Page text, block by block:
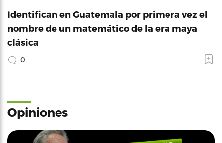
Identifican en Guatemala por primera vez el
nombre de un matemático de la era maya
clásica
0
Opiniones